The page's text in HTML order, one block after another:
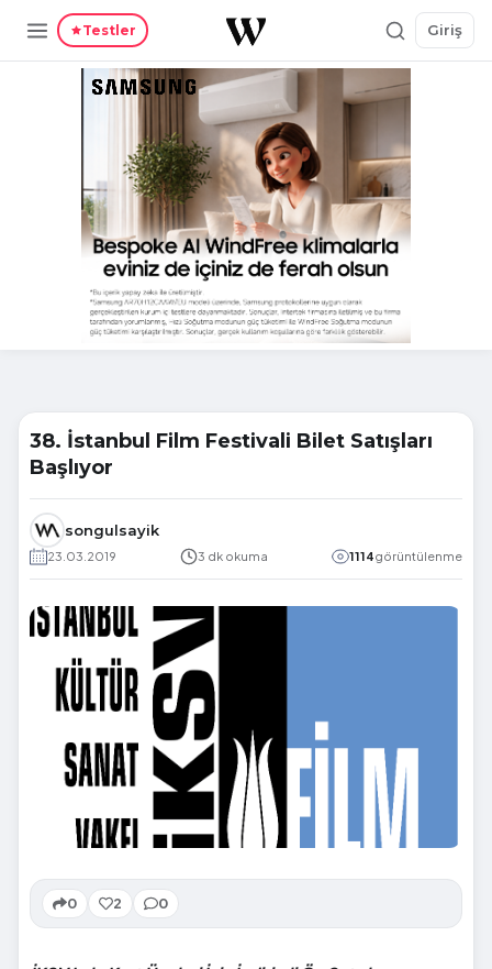
Testler Giriş
38. İstanbul Film Festivali Bilet Satışları
Başlıyor
songulsayik
23.03.2019 3 dk okuma 1114görüntülenme
0 2 0